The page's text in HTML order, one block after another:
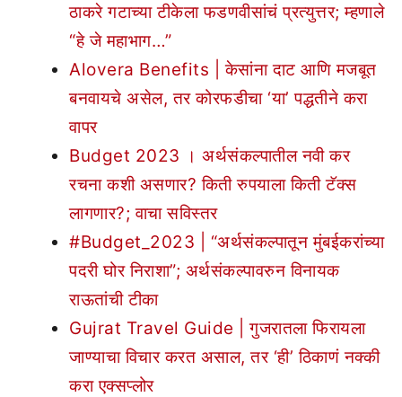
ठाकरे गटाच्या टीकेला फडणवीसांचं प्रत्युत्तर; म्हणाले
“हे जे महाभाग…”
Alovera Benefits | केसांना दाट आणि मजबूत
बनवायचे असेल, तर कोरफडीचा ‘या’ पद्धतीने करा
वापर
Budget 2023 । अर्थसंकल्पातील नवी कर
रचना कशी असणार? किती रुपयाला किती टॅक्स
लागणार?; वाचा सविस्तर
#Budget_2023 | “अर्थसंकल्पातून मुंबईकरांच्या
पदरी घोर निराशा”; अर्थसंकल्पावरुन विनायक
राऊतांची टीका
Gujrat Travel Guide | गुजरातला फिरायला
जाण्याचा विचार करत असाल, तर ‘ही’ ठिकाणं नक्की
करा एक्सप्लोर